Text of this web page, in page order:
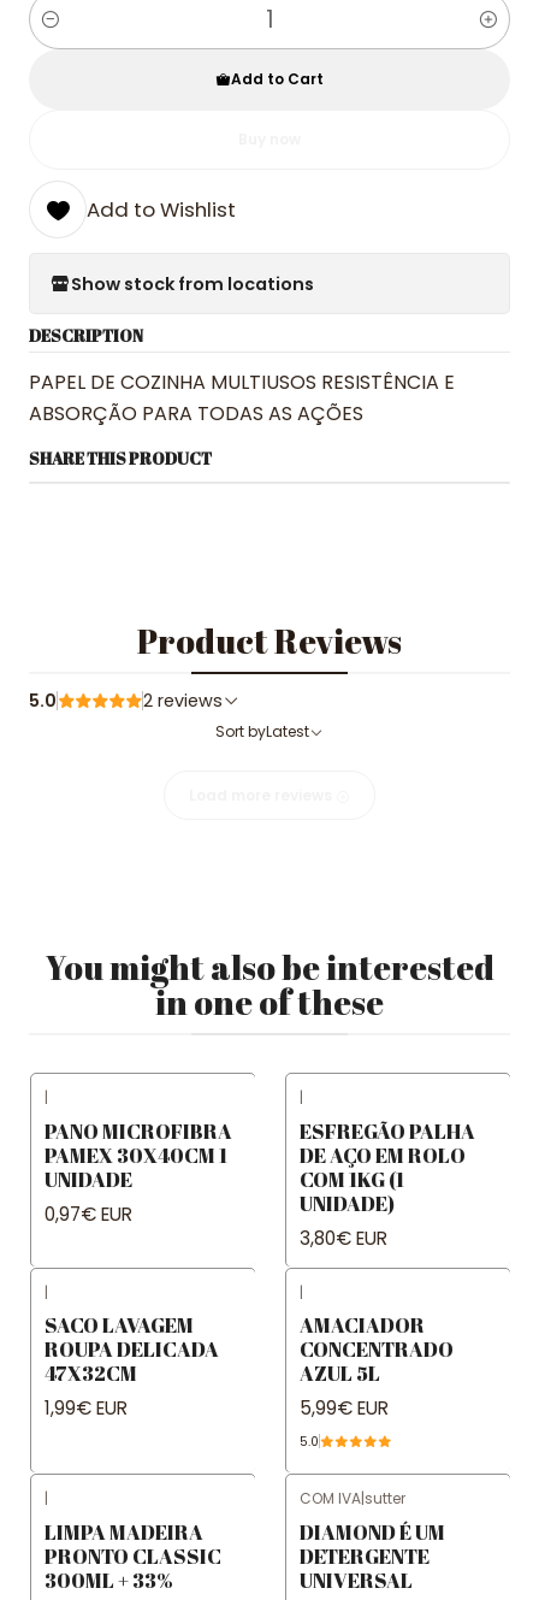
Quantity
Add to Cart
Add to Wishlist
Show stock from locations
DESCRIPTION
PAPEL DE COZINHA MULTIUSOS RESISTÊNCIA E
ABSORÇÃO PARA TODAS AS AÇÕES
SHARE THIS PRODUCT
Product Reviews
5.0 2 reviews
Sort byLatest
You might also be interested
in one of these
|
PANO MICROFIBRA
PAMEX 30X40CM 1
UNIDADE
0,97€ EUR
|
ESFREGÃO PALHA
DE AÇO EM ROLO
COM 1KG (1
UNIDADE)
3,80€ EUR
|
SACO LAVAGEM
ROUPA DELICADA
47X32CM
1,99€ EUR
|
AMACIADOR
CONCENTRADO
AZUL 5L
5,99€ EUR
5.0
|
LIMPA MADEIRA
PRONTO CLASSIC
300ML + 33%
COM IVA|sutter
DIAMOND É UM
DETERGENTE
UNIVERSAL